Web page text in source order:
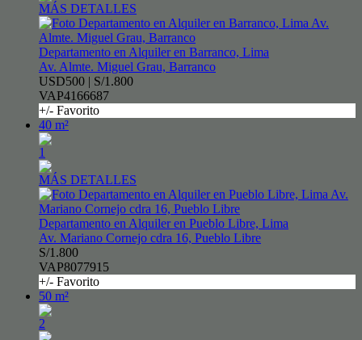
MÁS DETALLES
Departamento en Alquiler en Barranco, Lima
Av. Almte. Miguel Grau, Barranco
USD500 | S/1.800
VAP4166687
+/- Favorito
40 m²
1
MÁS DETALLES
Departamento en Alquiler en Pueblo Libre, Lima
Av. Mariano Cornejo cdra 16, Pueblo Libre
S/1.800
VAP8077915
+/- Favorito
50 m²
2